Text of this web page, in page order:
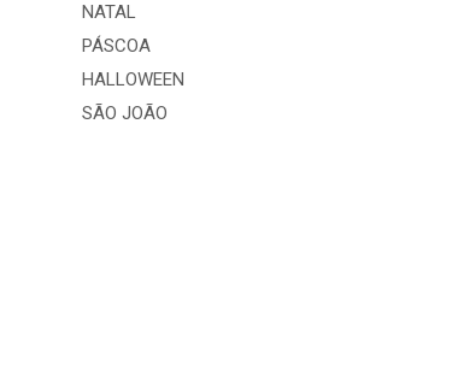
NATAL
PÁSCOA
HALLOWEEN
SÃO JOÃO